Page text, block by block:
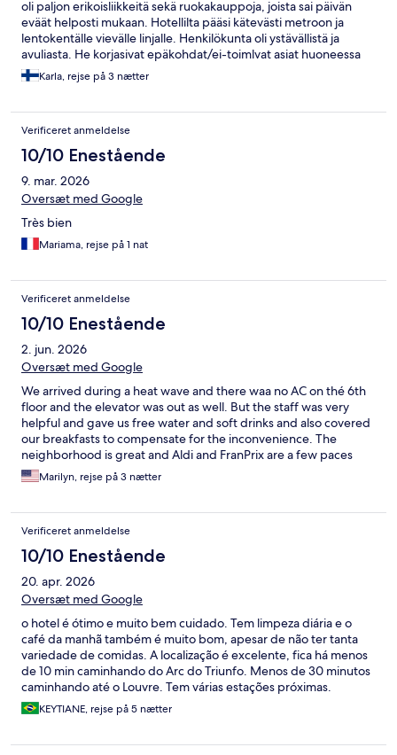
oli paljon erikoisliikkeitä sekä ruokakauppoja, joista sai päivän
eväät helposti mukaan. Hotellilta pääsi kätevästi metroon ja
lentokentälle vievälle linjalle. Henkilökunta oli ystävällistä ja
avuliasta. He korjasivat epäkohdat/ei-toimlvat asiat huoneessa
heti.Karla, rejse på 3 nætter
Verificeret anmeldelse
10/10 Enestående
9. mar. 2026
Oversæt med Google
Très bien
Mariama, rejse på 1 nat
Verificeret anmeldelse
10/10 Enestående
2. jun. 2026
Oversæt med Google
We arrived during a heat wave and there waa no AC on thé 6th
floor and the elevator was out as well. But the staff was very
helpful and gave us free water and soft drinks and also covered
our breakfasts to compensate for the inconvenience. The
neighborhood is great and Aldi and FranPrix are a few paces
away, along with many interesting eateries on the same street
Marilyn, rejse på 3 nætter
Verificeret anmeldelse
10/10 Enestående
20. apr. 2026
Oversæt med Google
o hotel é ótimo e muito bem cuidado. Tem limpeza diária e o
café da manhã também é muito bom, apesar de não ter tanta
variedade de comidas. A localização é excelente, fica há menos
de 10 min caminhando do Arc do Triunfo. Menos de 30 minutos
caminhando até o Louvre. Tem várias estações próximas.
KEYTIANE, rejse på 5 nætter